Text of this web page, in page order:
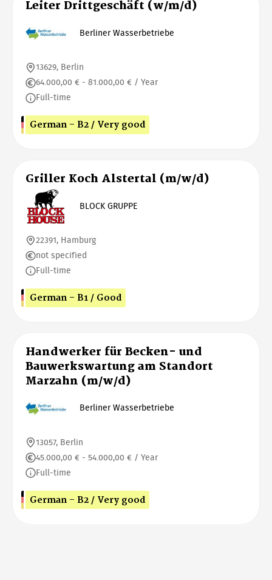
Leiter Drittgeschäft (w/m/d)
Berliner Wasserbetriebe
13629, Berlin
64.000,00 € - 81.000,00 € / Year
Full-time
German - B2 / Very good
Griller Koch Alstertal (m/w/d)
BLOCK GRUPPE
22391, Hamburg
not specified
Full-time
German - B1 / Good
Handwerker für Becken- und
Bauwerkswartung am Standort
Marzahn (m/w/d)
Berliner Wasserbetriebe
13057, Berlin
45.000,00 € - 54.000,00 € / Year
Full-time
German - B2 / Very good